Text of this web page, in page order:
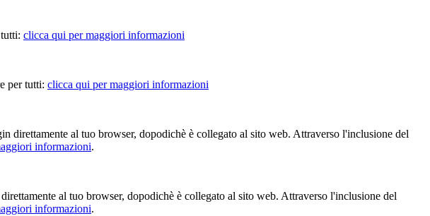
clicca qui per maggiori informazioni
per tutti: clicca qui per maggiori informazioni
al tuo browser, dopodichè è collegato al sito web. Attraverso l'inclusione del
informazioni.
al tuo browser, dopodichè è collegato al sito web. Attraverso l'inclusione del
informazioni.